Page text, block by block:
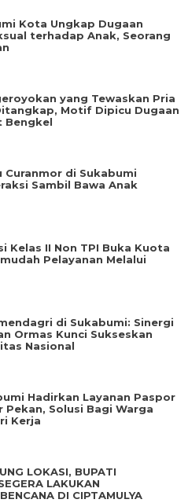
Kota Ungkap Dugaan
terhadap Anak, Seorang
yang Tewaskan Pria
Motif Dipicu Dugaan
Bengkel
Curanmor di Sukabumi
Sambil Bawa Anak
Kelas II Non TPI Buka Kuota
Pelayanan Melalui
di Sukabumi: Sinergi
Ormas Kunci Sukseskan
Nasional
Hadirkan Layanan Paspor
Pekan, Solusi Bagi Warga
Kerja
LOKASI, BUPATI
LAKUKAN
DI CIPTAMULYA